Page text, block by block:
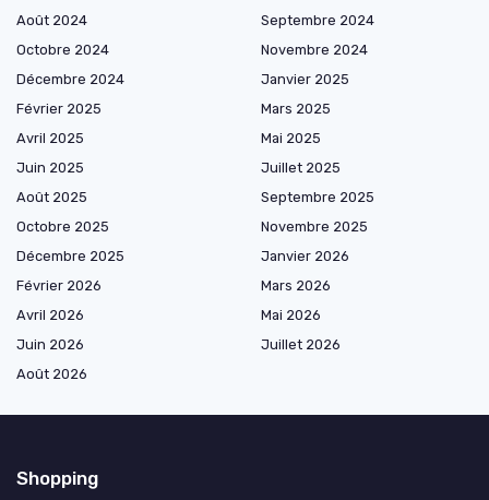
Août 2024
Septembre 2024
Octobre 2024
Novembre 2024
Décembre 2024
Janvier 2025
Février 2025
Mars 2025
Avril 2025
Mai 2025
Juin 2025
Juillet 2025
Août 2025
Septembre 2025
Octobre 2025
Novembre 2025
Décembre 2025
Janvier 2026
Février 2026
Mars 2026
Avril 2026
Mai 2026
Juin 2026
Juillet 2026
Août 2026
Shopping